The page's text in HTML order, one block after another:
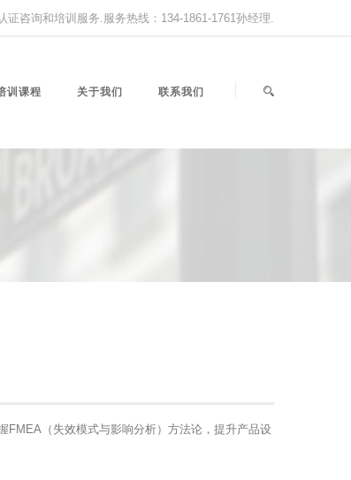
咨询和培训服务.服务热线：134-1861-1761孙经理.
训课程 关于我们 联系我们
FMEA（失效模式与影响分析）方法论，提升产品设